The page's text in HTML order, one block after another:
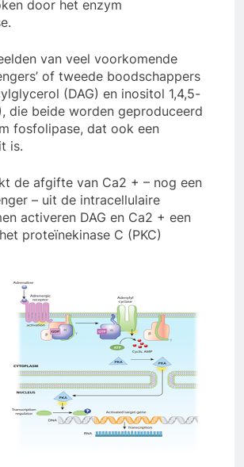
door het enzym
van veel voorkomende
of tweede boodschappers
(DAG) en inositol 1,4,5-
die beide worden geproduceerd
fosfolipase, dat ook een
is.
de afgifte van Ca2 + – nog een
– uit de intracellulaire
activeren DAG en Ca2 + een
proteïnekinase C (PKC)